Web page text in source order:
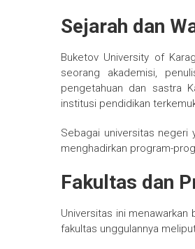
Sejarah dan
Buketov University of
seorang akademisi,
pengetahuan dan sastra
institusi pendidikan
Sebagai universitas negeri
menghadirkan program-
Fakultas dan
Universitas ini
fakultas unggulannya